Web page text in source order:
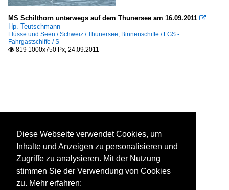
MS Schilthorn unterwegs auf dem Thunersee am 16.09.2011 
Hp. Teutschmann
Flüsse und Seen / Schweiz / Thunersee, Binnenschiffe / FGS -
Fahrgastschiffe / S
 819 1000x750 Px, 24.09.2011
Diese Webseite verwendet Cookies, um
Inhalte und Anzeigen zu personalisieren und
Zugriffe zu analysieren. Mit der Nutzung
stimmen Sie der Verwendung von Cookies
zu. Mehr erfahren: